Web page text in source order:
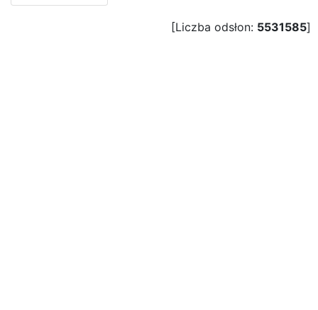
[Liczba odsłon: 5531585]